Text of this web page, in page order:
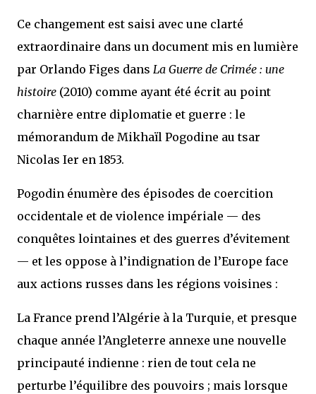
Ce changement est saisi avec une clarté
extraordinaire dans un document mis en lumière
par Orlando Figes dans La Guerre de Crimée : une
histoire (2010) comme ayant été écrit au point
charnière entre diplomatie et guerre : le
mémorandum de Mikhaïl Pogodine au tsar
Nicolas Ier en 1853.
Pogodin énumère des épisodes de coercition
occidentale et de violence impériale — des
conquêtes lointaines et des guerres d’évitement
— et les oppose à l’indignation de l’Europe face
aux actions russes dans les régions voisines :
La France prend l’Algérie à la Turquie, et presque
chaque année l’Angleterre annexe une nouvelle
principauté indienne : rien de tout cela ne
perturbe l’équilibre des pouvoirs ; mais lorsque